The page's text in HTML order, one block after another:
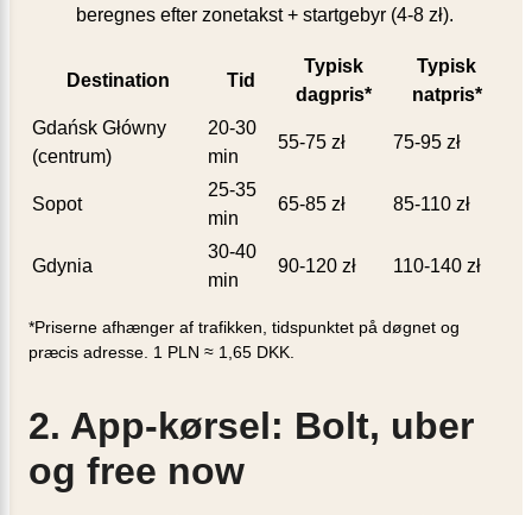
beregnes efter zonetakst + startgebyr (4-8 zł).
Destination Tid
Typisk
dagpris*
Typisk
natpris*
Gdańsk Główny
(centrum)
20-30
min
55-75 zł 75-95 zł
Sopot
25-35
min
65-85 zł 85-110 zł
Gdynia
30-40
min
90-120 zł 110-140 zł
*Priserne afhænger af trafikken, tidspunktet på døgnet og
præcis adresse. 1 PLN ≈ 1,65 DKK.
2. App-kørsel: Bolt, uber
og free now